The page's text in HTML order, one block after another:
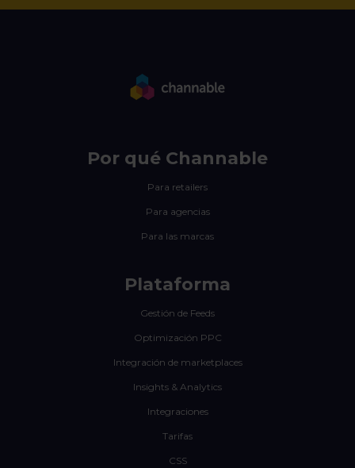
Por qué Channable
Para retailers
Para agencias
Para las marcas
Plataforma
Gestión de Feeds
Optimización PPC
Integración de marketplaces
Insights & Analytics
Integraciones
Tarifas
CSS